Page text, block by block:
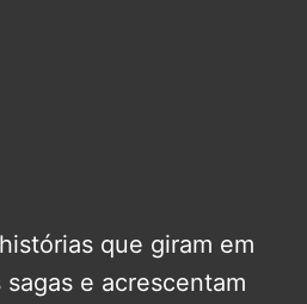
que giram em
e acrescentam